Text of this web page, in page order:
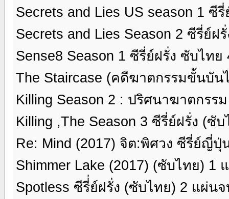
Secrets and Lies US season 1 ซี
Secrets and Lies Season 2 ซีรี่ย์ฝ
Sense8 Season 1 ซีรี่ย์ฝรั่ง ซับไท
The Staircase (คดีฆาตกรรมขั้นบั
Killing Season 2 : ปริศนาฆาตกร
Killing ,The Season 3 ซีรี่ย์ฝรั่ง (ซั
Re: Mind (2017) จิต:พิศวง ซีรี่ย์ญี่
Shimmer Lake (2017) (ซับไทย) 1
Spotless ซีรี่่ย์ฝรั่ง (ซับไทย) 2 แผ่น